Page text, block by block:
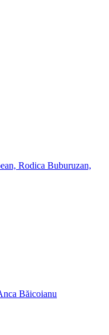
Rodica Buburuzan,
Băicoianu